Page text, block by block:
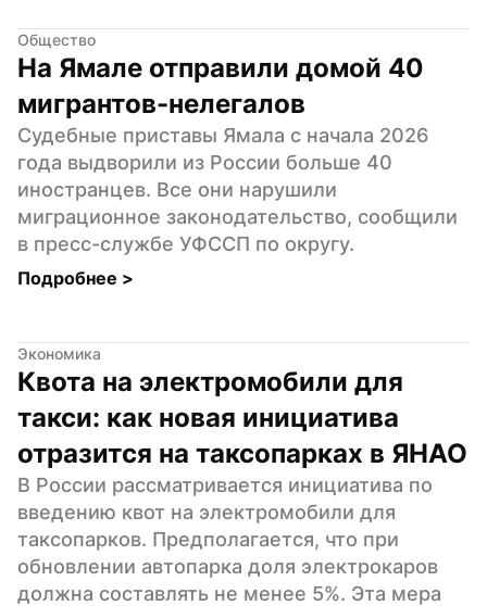
Общество
На Ямале отправили домой 40
мигрантов-нелегалов
Судебные приставы Ямала с начала 2026
года выдворили из России больше 40
иностранцев. Все они нарушили
миграционное законодательство, сообщили
в пресс-службе УФССП по округу.
Подробнее >
Экономика
Квота на электромобили для
такси: как новая инициатива
отразится на таксопарках в ЯНАО
В России рассматривается инициатива по
введению квот на электромобили для
таксопарков. Предполагается, что при
обновлении автопарка доля электрокаров
должна составлять не менее 5%. Эта мера